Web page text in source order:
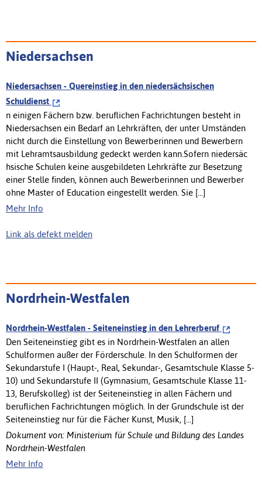
Niedersachsen
Niedersachsen - Quereinstieg in den niedersächsischen
Schuldienst
n einigen Fächern bzw. beruflichen Fachrichtungen besteht in
Niedersachsen ein Bedarf an Lehrkräften, der unter Umständen
nicht durch die Einstellung von Bewerberinnen und Bewerbern
mit Lehramtsausbildung gedeckt werden kann.Sofern niedersäc
hsische Schulen keine ausgebildeten Lehrkräfte zur Besetzung
einer Stelle finden, können auch Bewerberinnen und Bewerber
ohne Master of Education eingestellt werden. Sie [...]
Mehr Info
Link als defekt melden
Nordrhein-Westfalen
Nordrhein-Westfalen - Seiteneinstieg in den Lehrerberuf
Den Seiteneinstieg gibt es in Nordrhein-Westfalen an allen
Schulformen außer der Förderschule. In den Schulformen der
Sekundarstufe I (Haupt-, Real, Sekundar-, Gesamtschule Klasse 5-
10) und Sekundarstufe II (Gymnasium, Gesamtschule Klasse 11-
13, Berufskolleg) ist der Seiteneinstieg in allen Fächern und
beruflichen Fachrichtungen möglich. In der Grundschule ist der
Seiteneinstieg nur für die Fächer Kunst, Musik, [...]
Dokument von: Ministerium für Schule und Bildung des Landes
Nordrhein-Westfalen
Mehr Info